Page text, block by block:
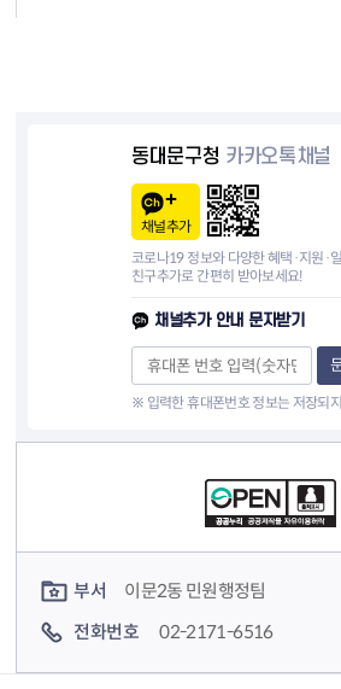
동대문구청 카카오톡채널
채널추가
코로나19 정보와 다양한 혜택·지원·
친구추가로 간편히 받아보세요!
채널추가 안내 문자받기
※ 입력한 휴대폰번호 정보는 저장되
부서
이문2동 민원행정팀
전화번호
02-2171-6516